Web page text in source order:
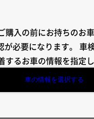
購入の前にお持ちのお
が必要になります。 車
するお車の情報を指定
車の情報を選択する